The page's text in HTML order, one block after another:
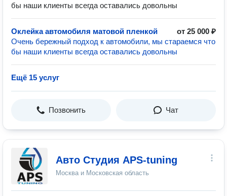
бы наши клиенты всегда оставались довольны
Оклейка автомобиля матовой пленкой
от 25 000 ₽
Очень бережный подход к автомобили, мы стараемся что
бы наши клиенты всегда оставались довольны
Ещё 15 услуг
Позвонить Чат
Авто Студия APS-tuning
Москва и Московская область